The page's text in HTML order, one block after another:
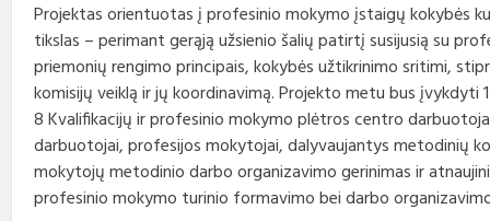
Finansinių ataskaitų rinkiniai
Paskatinimai ir
apdovanojimai
Darbo užmokestis
Konkursai
Kontaktai
Tarybos, komisijos ir
komitetai
Nuorodos
Interneto svetainės atitikties
paraiška
Projektas orientuotas į profesinio mokymo įstaigų kokybės
tikslas – perimant gerąją užsienio šalių patirtį susijusią su
priemonių rengimo principais, kokybės užtikrinimo sritimi,
komisijų veiklą ir jų koordinavimą. Projekto metu bus
8 Kvalifikacijų ir profesinio mokymo plėtros centro
darbuotojai, profesijos mokytojai, dalyvaujantys metodinių
mokytojų metodinio darbo organizavimo gerinimas ir
profesinio mokymo turinio formavimo bei darbo